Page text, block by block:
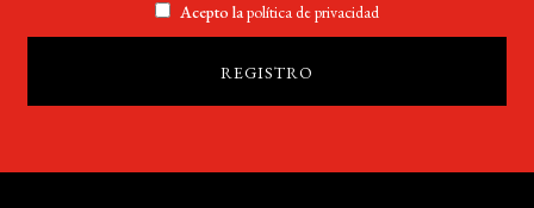
Acepto lapolítica de privacidad